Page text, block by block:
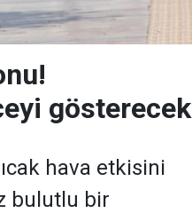
gösterecek
hava etkisini
bulutlu bir